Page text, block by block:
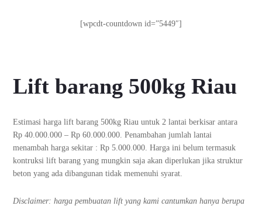
[wpcdt-countdown id=”5449″]
Lift barang 500kg Riau
Estimasi harga lift barang 500kg Riau untuk 2 lantai berkisar antara
Rp 40.000.000 – Rp 60.000.000. Penambahan jumlah lantai
menambah harga sekitar : Rp 5.000.000. Harga ini belum termasuk
kontruksi lift barang yang mungkin saja akan diperlukan jika struktur
beton yang ada dibangunan tidak memenuhi syarat.
Disclaimer: harga pembuatan lift yang kami cantumkan hanya berupa